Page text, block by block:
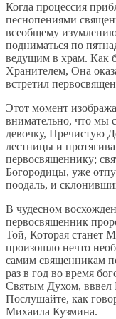
Когда процессия
песнопениями
всеобщему
подниматься по
ведущим в храм. Как
Хранителем, Она
встретил
Этот момент
внимательно, что мы
девочку, Пречистую
лестницы и
первосвященнику;
Богородицы, уже
поодаль, и
В чудесном
первосвященник
Той, Которая станет
произошло нечто
самим священникам
раз в год во время
Святым Духом, вввел
Послушайте, как
Михаила Кузмина.